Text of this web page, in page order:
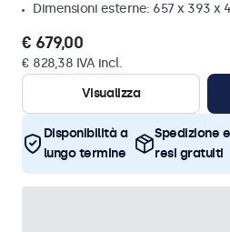
Dimensioni esterne: 657 x 393 x
€ 679,00
€ 828,38 IVA incl.
Visualizza
Disponibilità a
lungo termine
Spedizione e
resi gratuiti